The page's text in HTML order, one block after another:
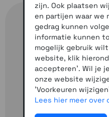
zijn. Ook plaatsen
en partijen waar we
gedrag kunnen
informatie kunnen
mogelijk gebruik
website, klik
accepteren'. Wil je
onze website
'Voorkeuren
Lees hier meer over